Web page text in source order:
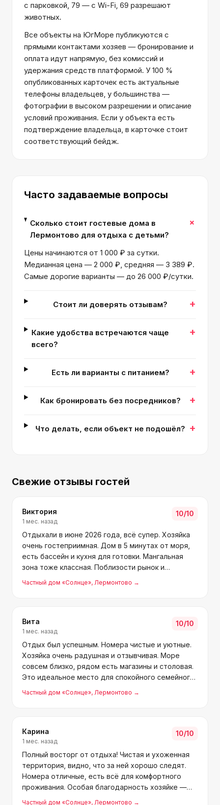
с парковкой, 79 — с Wi-Fi, 69 разрешают
животных.
Все объекты на ЮгМоре публикуются с
прямыми контактами хозяев — бронирование и
оплата идут напрямую, без комиссий и
удержания средств платформой. У 100 %
опубликованных карточек есть актуальные
телефоны владельцев, у большинства —
фотографии в высоком разрешении и описание
условий проживания. Если у объекта есть
подтверждение владельца, в карточке стоит
соответствующий бейдж.
Часто задаваемые вопросы
Сколько стоит гостевые дома в
Лермонтово для отдыха с детьми?
+
Цены начинаются от 1 000 ₽ за сутки.
Медианная цена — 2 000 ₽, средняя — 3 389 ₽.
Самые дорогие варианты — до 26 000 ₽/сутки.
Стоит ли доверять отзывам? +
Какие удобства встречаются чаще
всего?
+
Есть ли варианты с питанием? +
Как бронировать без посредников? +
Что делать, если объект не подошёл? +
Свежие отзывы гостей
Виктория
1 мес. назад
10/10
Отдыхали в июне 2026 года, всё супер. Хозяйка
очень гостеприимная. Дом в 5 минутах от моря,
есть бассейн и кухня для готовки. Мангальная
зона тоже классная. Поблизости рынок и
магазины "Магнит", "Пятёрочка", столовые.
Спасибо Инне за отличный приём!
Частный дом «Солнце», Лермонтово →
Вита
1 мес. назад
10/10
Отдых был успешным. Номера чистые и уютные.
Хозяйка очень радушная и отзывчивая. Море
совсем близко, рядом есть магазины и столовая.
Это идеальное место для спокойного семейного
отдыха. Рекомендуем.
Частный дом «Солнце», Лермонтово →
Карина
1 мес. назад
10/10
Полный восторг от отдыха! Чистая и ухоженная
территория, видно, что за ней хорошо следят.
Номера отличные, есть всё для комфортного
проживания. Особая благодарность хозяйке —
очень милая и отзывчивая женщина. Всё так
Частный дом «Солнце», Лермонтово →